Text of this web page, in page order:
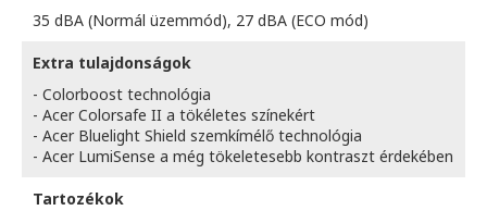
35 dBA (Normál üzemmód), 27 dBA (ECO mód)
Extra tulajdonságok
- Colorboost technológia
- Acer Colorsafe II a tökéletes színekért
- Acer Bluelight Shield szemkímélő technológia
- Acer LumiSense a még tökeletesebb kontraszt érdekében
Tartozékok